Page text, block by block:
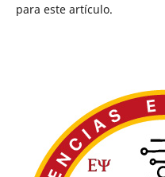
para este artículo.